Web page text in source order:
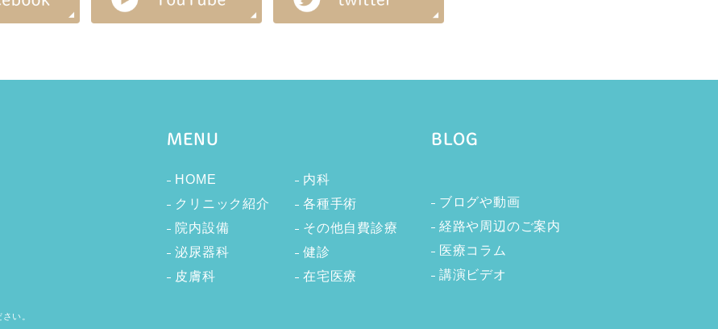
い。
MENU
HOME
クリニック紹介
院内設備
泌尿器科
皮膚科
内科
各種手術
その他自費診療
健診
在宅医療
BLOG
ブログや動画
経路や周辺のご案内
医療コラム
講演ビデオ